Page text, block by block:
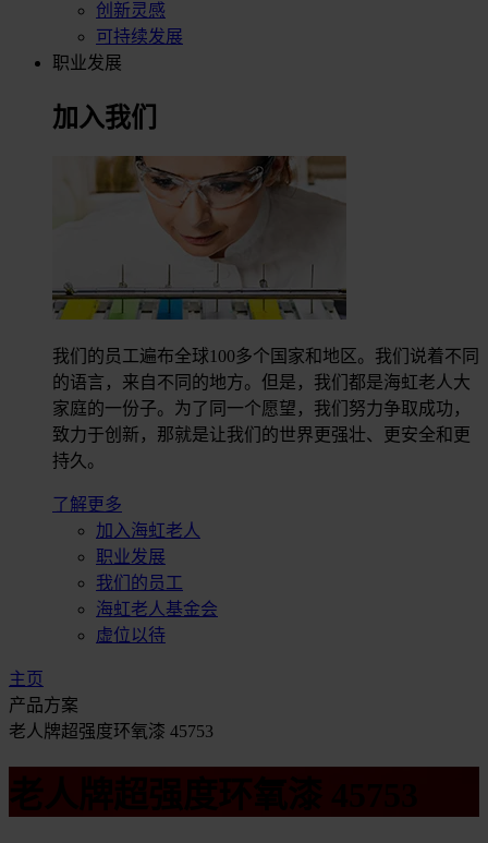
创新灵感
可持续发展
职业发展
加入我们
我们的员工遍布全球100多个国家和地区。我们说着不同
的语言，来自不同的地方。但是，我们都是海虹老人大
家庭的一份子。为了同一个愿望，我们努力争取成功，
致力于创新，那就是让我们的世界更强壮、更安全和更
持久。
了解更多
加入海虹老人
职业发展
我们的员工
海虹老人基金会
虚位以待
主页
产品方案
老人牌超强度环氧漆 45753
老人牌超强度环氧漆 45753